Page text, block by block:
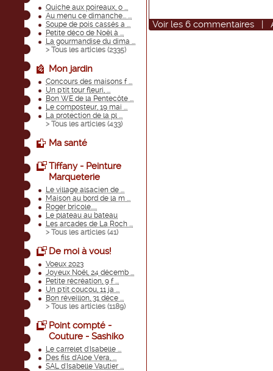
Quiche aux poireaux, o ...
Au menu ce dimanche... ...
Soupe de pois cassés a ...
Petite déco de Noël à ...
La gourmandise du dima ...
> Tous les articles (2335)
Mon jardin
Concours des maisons f ...
Un p'tit tour fleuri, ...
Bon WE de la Pentecôte ...
Le composteur, 19 mai ...
La protection de la pl ...
> Tous les articles (433)
Ma santé
Tiffany - Peinture
Marqueterie
Le village alsacien de ...
Maison au bord de la m ...
Roger bricole.....
Le plateau au bateau
Les arcades de La Roch ...
> Tous les articles (41)
De moi à vous!
Voeux 2023
Joyeux Noël, 24 décemb ...
Petite récréation, 9 f ...
Un p'tit coucou, 11 ja ...
Bon réveillon, 31 déce ...
> Tous les articles (1189)
Point compté -
Couture - Sashiko
Le carrelet d'Isabelle ...
Des fils d'Aloe Vera, ...
SAL d'Isabelle Vautier ...
Voir les 6 commentaires |